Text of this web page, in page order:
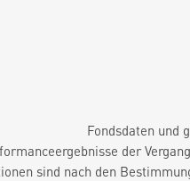
Fondsdaten und
der
sind nach den